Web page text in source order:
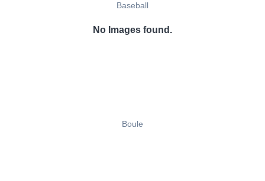
Baseball
No Images found.
Boule